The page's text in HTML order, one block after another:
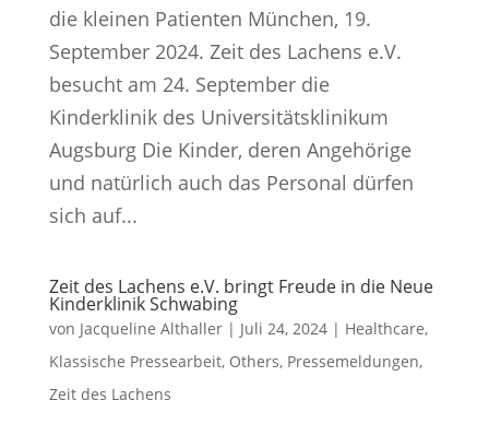
die kleinen Patienten München, 19.
September 2024. Zeit des Lachens e.V.
besucht am 24. September die
Kinderklinik des Universitätsklinikum
Augsburg Die Kinder, deren Angehörige
und natürlich auch das Personal dürfen
sich auf...
Zeit des Lachens e.V. bringt Freude in die Neue
Kinderklinik Schwabing
von Jacqueline Althaller| Juli 24, 2024| Healthcare,
Klassische Pressearbeit, Others, Pressemeldungen,
Zeit des Lachens